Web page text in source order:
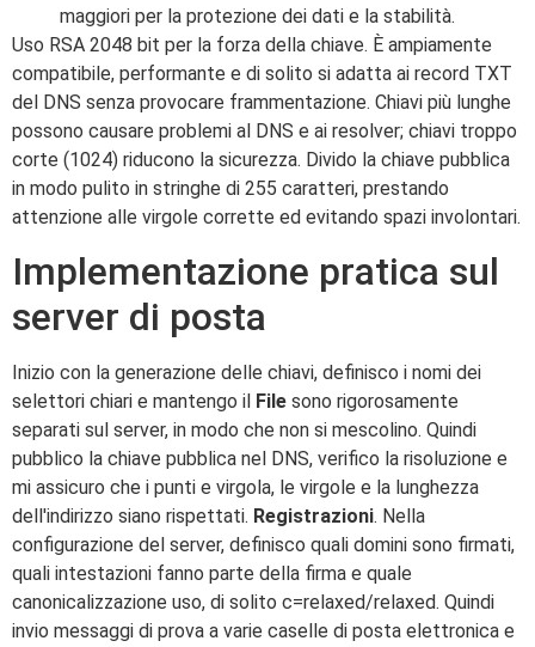
maggiori per la protezione dei dati e la stabilità.
Uso RSA 2048 bit per la forza della chiave. È ampiamente
compatibile, performante e di solito si adatta ai record TXT
del DNS senza provocare frammentazione. Chiavi più lunghe
possono causare problemi al DNS e ai resolver; chiavi troppo
corte (1024) riducono la sicurezza. Divido la chiave pubblica
in modo pulito in stringhe di 255 caratteri, prestando
attenzione alle virgole corrette ed evitando spazi involontari.
Implementazione pratica sul
server di posta
Inizio con la generazione delle chiavi, definisco i nomi dei
selettori chiari e mantengo il File sono rigorosamente
separati sul server, in modo che non si mescolino. Quindi
pubblico la chiave pubblica nel DNS, verifico la risoluzione e
mi assicuro che i punti e virgola, le virgole e la lunghezza
dell'indirizzo siano rispettati. Registrazioni. Nella
configurazione del server, definisco quali domini sono firmati,
quali intestazioni fanno parte della firma e quale
canonicalizzazione uso, di solito c=relaxed/relaxed. Quindi
invio messaggi di prova a varie caselle di posta elettronica e